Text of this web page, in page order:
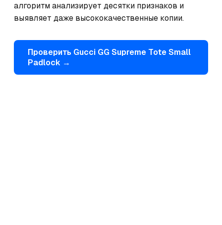
алгоритм анализирует десятки признаков и
выявляет даже высококачественные копии.
Проверить Gucci GG Supreme Tote Small
Padlock →